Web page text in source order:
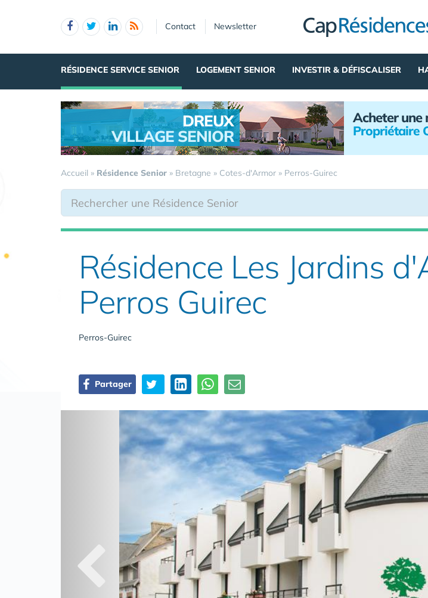
Contact Newsletter
RÉSIDENCE SERVICE SENIOR LOGEMENT SENIOR INVESTIR & DÉFISCALISER
DREUX
VILLAGE SENIOR
Acheter une
Propriétaire
Accueil » Résidence Senior » Bretagne » Cotes-d'Armor » Perros-Guirec
Résidence Les Jardins
Perros Guirec
Perros-Guirec
Partager